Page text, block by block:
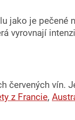
jako je pečené
vyrovnají
červených vín.
z Francie,